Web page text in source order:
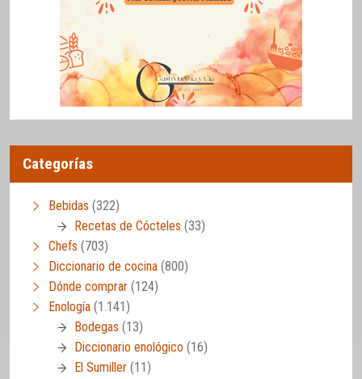
Categorías
Bebidas (322)
Recetas de Cócteles (33)
Chefs (703)
Diccionario de cocina (800)
Dónde comprar (124)
Enología (1.141)
Bodegas (13)
Diccionario enológico (16)
El Sumiller (11)